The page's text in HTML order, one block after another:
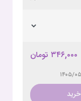
تومان ۳۴۶,۰۰۰